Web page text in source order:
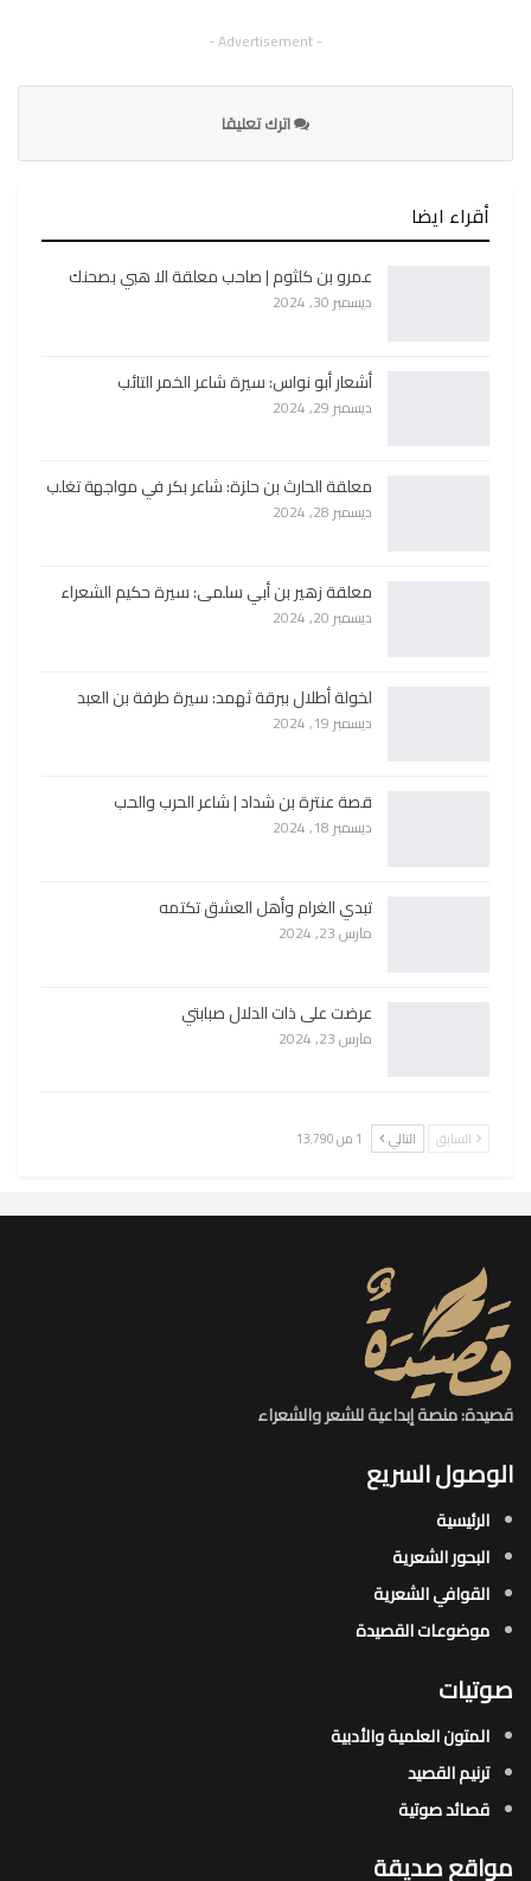
- Advertisement -
اترك تعليقا
أقراء ايضا
عمرو بن كلثوم | صاحب معلقة الا هبي بصحنك
ديسمبر 30, 2024
أشعار أبو نواس: سيرة شاعر الخمر التائب
ديسمبر 29, 2024
معلقة الحارث بن حلزة: شاعر بكر في مواجهة تغلب
ديسمبر 28, 2024
معلقة زهير بن أبي سلمى: سيرة حكيم الشعراء
ديسمبر 20, 2024
لخولة أطلال ببرقة ثهمد: سيرة طرفة بن العبد
ديسمبر 19, 2024
قصة عنترة بن شداد | شاعر الحرب والحب
ديسمبر 18, 2024
تبدي الغرام وأهل العشق تكتمه
مارس 23, 2024
عرضت على ذات الدلال صبابتي
مارس 23, 2024
السابق التالي 1 من 13٬790
قصيدة: منصة إبداعية للشعر والشعراء
الوصول السريع
الرئيسية
البحور الشعرية​
القوافي الشعرية​
موضوعات القصيدة​
صوتيات
المتون العلمية والأدبية
ترنيم القصيد
قصائد صوتية
مواقع صديقة